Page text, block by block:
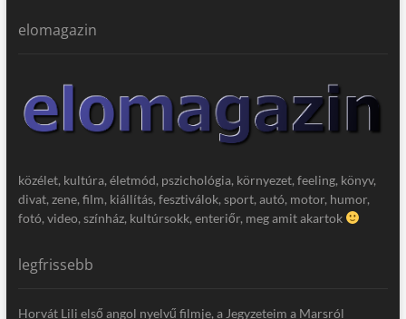
elomagazin
közélet, kultúra, életmód, pszichológia, környezet, feeling, könyv,
divat, zene, film, kiállítás, fesztiválok, sport, autó, motor, humor,
fotó, video, színház, kultúrsokk, enteriőr, meg amit akartok
legfrissebb
Horvát Lili első angol nyelvű filmje, a Jegyzeteim a Marsról